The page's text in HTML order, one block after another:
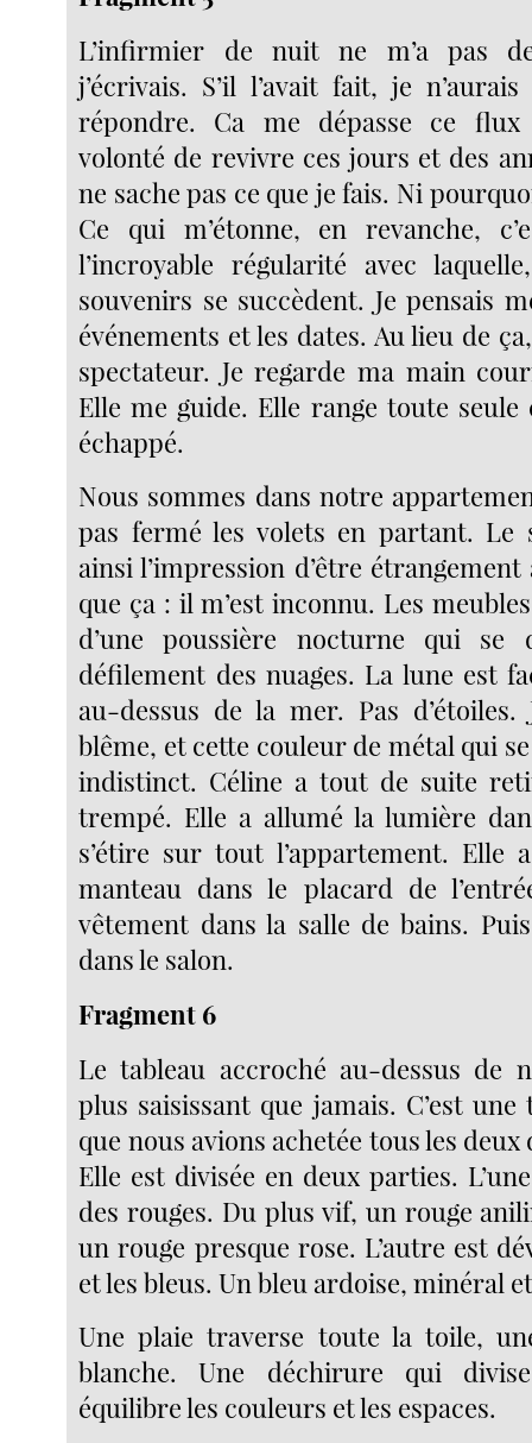
L’infirmier de nuit ne m’a pas
j’écrivais. S’il l’avait fait, je
répondre. Ca me dépasse ce flux
volonté de revivre ces jours et des
ne sache pas ce que je fais. Ni
Ce qui m’étonne, en revanche,
l’incroyable régularité avec
souvenirs se succèdent. Je pensais
événements et les dates. Au lieu de
spectateur. Je regarde ma main
Elle me guide. Elle range toute seule
échappé.
Nous sommes dans notre
pas fermé les volets en partant. Le
ainsi l’impression d’être
que ça : il m’est inconnu. Les
d’une poussière nocturne qui se
défilement des nuages. La lune est
au-dessus de la mer. Pas
blême, et cette couleur de métal qui
indistinct. Céline a tout de suite
trempé. Elle a allumé la lumière
s’étire sur tout l’appartement.
manteau dans le placard de
vêtement dans la salle de bains.
dans le salon.
Fragment 6
Le tableau accroché au-dessus de
plus saisissant que jamais. C’est
que nous avions achetée tous les
Elle est divisée en deux parties.
des rouges. Du plus vif, un rouge
un rouge presque rose. L’autre est
et les bleus. Un bleu ardoise, minéral
Une plaie traverse toute la toile,
blanche. Une déchirure qui
équilibre les couleurs et les espaces.